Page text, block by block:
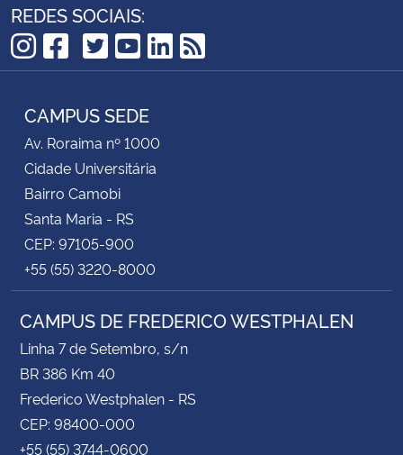
REDES SOCIAIS:
Instagram
Facebook
TikTok
Twitter
YouTube
LinkedIn
RSS
CAMPUS SEDE
Av. Roraima nº 1000
Cidade Universitária
Bairro Camobi
Santa Maria - RS
CEP: 97105-900
+55 (55) 3220-8000
CAMPUS DE FREDERICO WESTPHALEN
Linha 7 de Setembro, s/n
BR 386 Km 40
Frederico Westphalen - RS
CEP: 98400-000
+55 (55) 3744-0600